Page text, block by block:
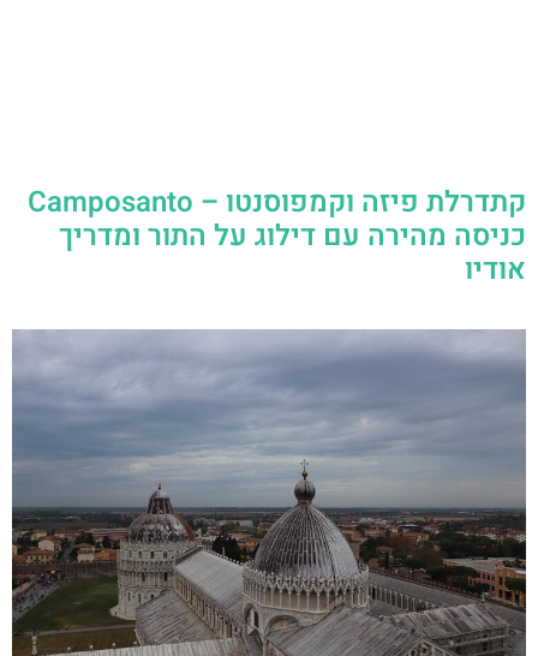
קתדרלת פיזה וקמפוסנטו – Camposanto
כניסה מהירה עם דילוג על התור ומדריך
אודיו